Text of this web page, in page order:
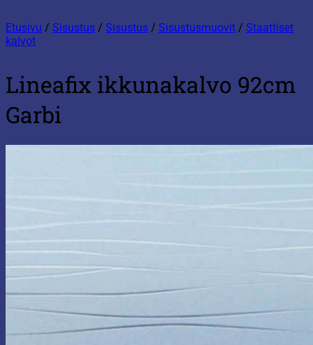
Etusivu / Sisustus / Sisustus / Sisustusmuovit / Staattiset
kalvot
Lineafix ikkunakalvo 92cm
Garbi